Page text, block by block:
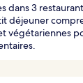
dans 3
déjeuner
végétariennes